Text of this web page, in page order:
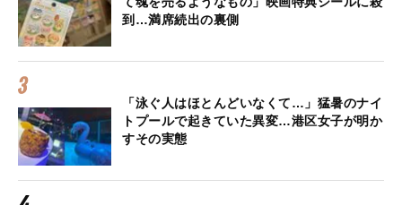
到…満席続出の裏側
「泳ぐ人はほとんどいなくて…」猛暑のナイ
トプールで起きていた異変…港区女子が明か
すその実態